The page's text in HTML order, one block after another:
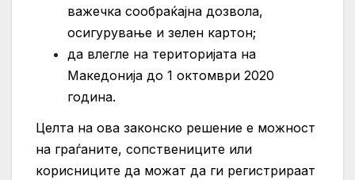
важечка сообраќајна дозвола,
осигурување и зелен картон;
да влегле на територијата на
Македонија до 1 октомври 2020
година.
Целта на ова законско решение е можност
на граѓаните, сопствениците или
корисниците да можат да ги регистрираат